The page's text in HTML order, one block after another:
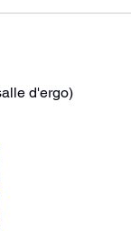
d'ergo)